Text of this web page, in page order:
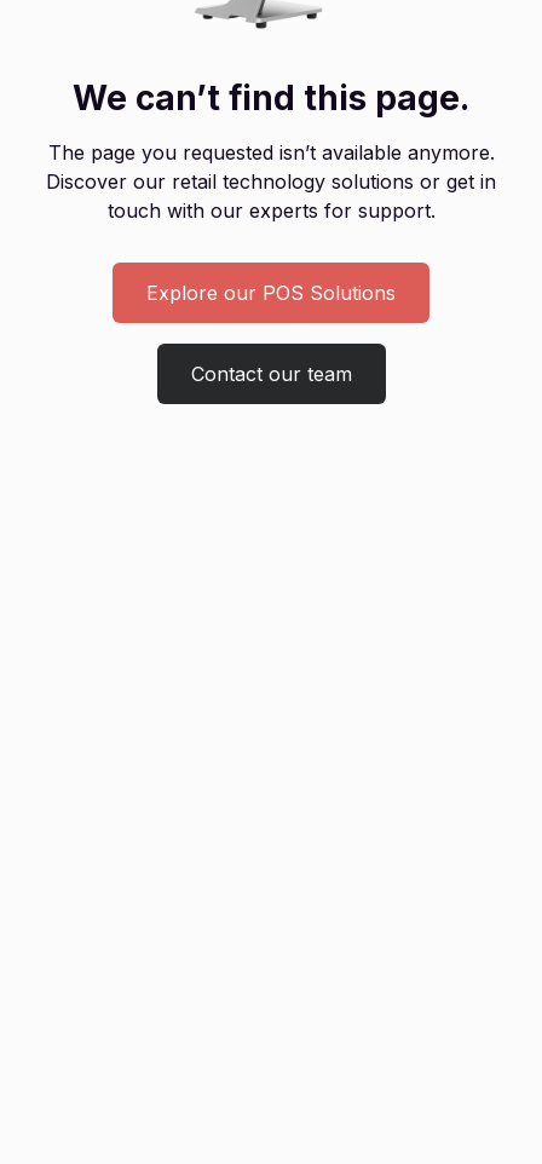
We can’t find this page.
The page you requested isn’t available anymore.
Discover our retail technology solutions or get in
touch with our experts for support.
Explore our POS Solutions
Contact our team